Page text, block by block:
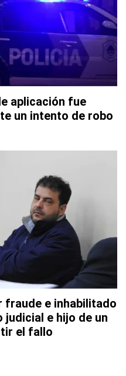
aplicación fue
un intento de robo
fraude e inhabilitado
judicial e hijo de un
el fallo